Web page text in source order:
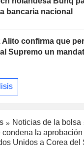
bancaria nacional
Alito confirma que
Supremo un
Noticias de la bolsa
la
Unidos a Corea del